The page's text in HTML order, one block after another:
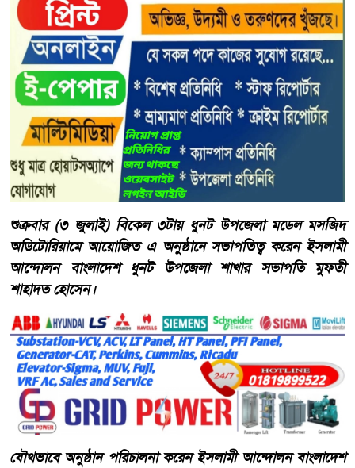
শুক্রবার (৩ জুলাই) বিকেল ৩টায় ধুনট উপজেলা মডেল মসজিদ
অডিটোরিয়ামে আয়োজিত এ অনুষ্ঠানে সভাপতিত্ব করেন ইসলামী
আন্দোলন বাংলাদেশ ধুনট উপজেলা শাখার সভাপতি মুফতী
শাহাদত হোসেন।
যৌথভাবে অনুষ্ঠান পরিচালনা করেন ইসলামী আন্দোলন বাংলাদেশ